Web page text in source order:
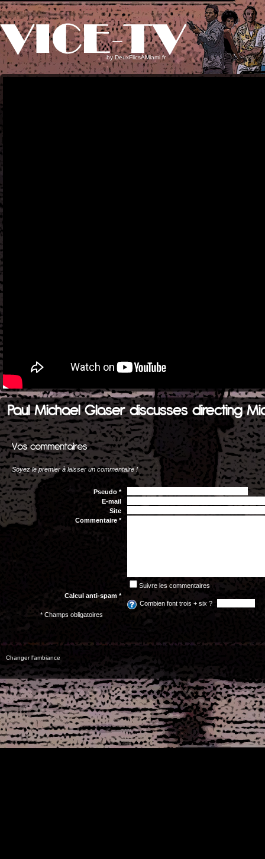
by DeuxFlicsAMiami.fr
Paul Michael Glaser discusses directing
Soyez le premier à laisser un commentaire !
Pseudo *
E-mail
Site
Commentaire *
Suivre les commentaires
Calcul anti-spam *
Combien font trois + six ?
* Champs obligatoires
Changer l'ambiance